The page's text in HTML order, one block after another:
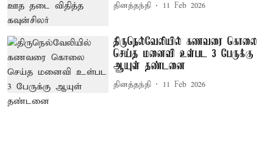
தினத்தந்தி 11 Feb 2026
திருநெல்வேலியில் கணவரை கொலை
செய்த மனைவி உள்பட 3 பேருக்கு
ஆயுள் தண்டனை
தினத்தந்தி 11 Feb 2026